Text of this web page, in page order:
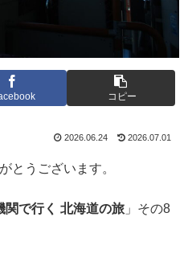
コピー
2026.06.24 2026.07.01
とうございます。
関で行く 北海道の旅 」その8